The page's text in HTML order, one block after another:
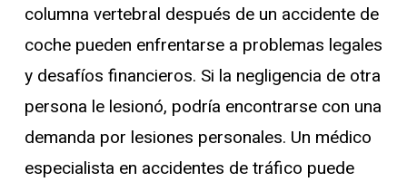
columna vertebral después de un accidente de
coche pueden enfrentarse a problemas legales
y desafíos financieros. Si la negligencia de otra
persona le lesionó, podría encontrarse con una
demanda por lesiones personales. Un médico
especialista en accidentes de tráfico puede